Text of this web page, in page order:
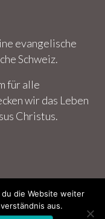
evangelische
Schweiz.
für alle
wir das Leben
Christus.
– Alle Rechte
die Website weiter
aus.